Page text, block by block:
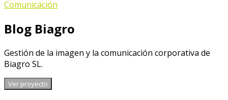
Comunicación
Blog Biagro
Gestión de la imagen y la comunicación corporativa de
Biagro SL.
Ver proyecto